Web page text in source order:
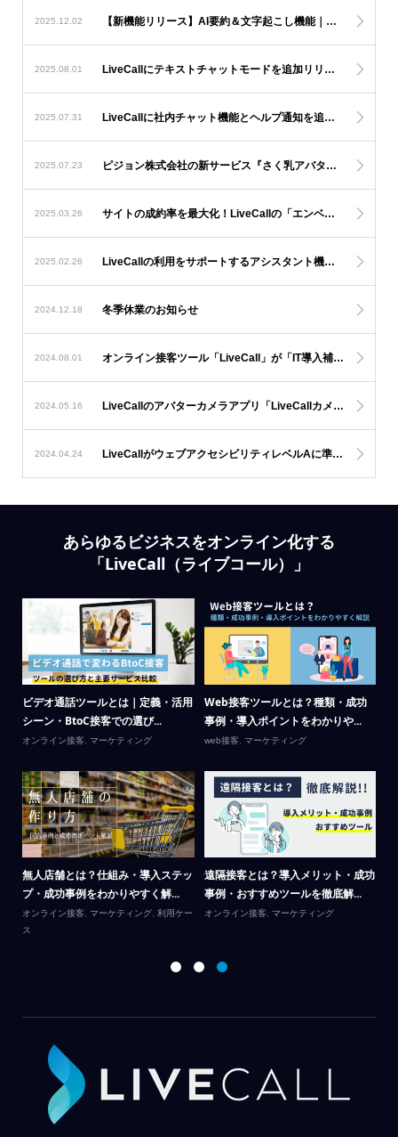
2025.12.02 【新機能リリース】AI要約＆文字起こし機能｜オペレーターの負担軽減とナレッジの見える化を推進
2025.08.01 LiveCallにテキストチャットモードを追加リリース！
2025.07.31 LiveCallに社内チャット機能とヘルプ通知を追加！
2025.07.23 ピジョン株式会社の新サービス『さく乳アバターサポート』にLiveCallが採用
2025.03.26 サイトの成約率を最大化！LiveCallの「エンベッド通話」で“知りたい瞬間”に即対応
2025.02.26 LiveCallの利用をサポートするアシスタント機能！
2024.12.18 冬季休業のお知らせ
2024.08.01 オンライン接客ツール「LiveCall」が「IT導入補助金2024」の対象ツールに認定
2024.05.16 LiveCallのアバターカメラアプリ「LiveCallカメラ」リリース！
2024.04.24 LiveCallがウェブアクセシビリティレベルAに準拠、レベルAAに一部準拠しました
あらゆるビジネスをオンライン化する
「LiveCall（ライブコール）」
ビデオ通話ツールとは｜定義・活用
シーン・BtoC接客での選び...
オンライン接客 マーケティング
Web接客ツールとは？種類・成功
事例・導入ポイントをわかりや...
web接客 マーケティング
無人店舗とは？仕組み・導入ステッ
プ・成功事例をわかりやすく解...
オンライン接客, マーケティング, 利用ケー
ス
遠隔接客とは？導入メリット・成功
事例・おすすめツールを徹底解...
オンライン接客, マーケティング